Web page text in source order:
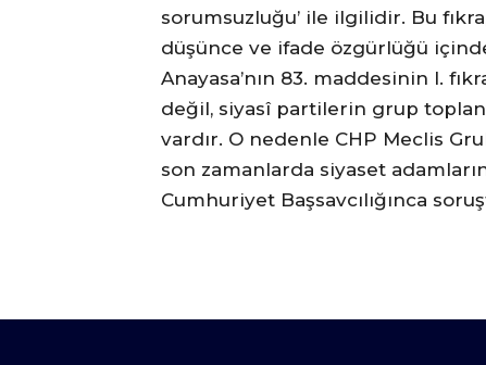
sorumsuzluğu’ ile ilgilidir. Bu
düşünce ve ifade özgürlüğü
Anayasa’nın 83. maddesinin I.
değil, siyasî partilerin grup
vardır. O nedenle CHP Meclis
son zamanlarda siyaset
Cumhuriyet Başsavcılığınca